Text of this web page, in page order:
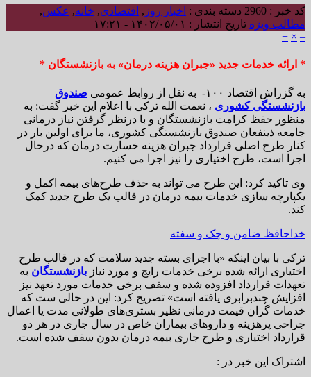
کد خبر : 2960 دسته بندی : اخبار روز , اقتصادی, خانه, عکس,
مطالب ویژه تاریخ انتشار : ۱۴۰۲/۰۵/۰۱ - ۱۷:۲۱
–
×
+
* ارائه خدمات جدید «جبران هزینه درمان» به بازنشستگان *
به گزراش اقتصاد ۱۰۰- به نقل از روابط عمومی
صندوق
بازنشستگی کشوری ، نعمت الله ترکی با اعلام این خبر گفت: به
منظور حفظ کرامت بازنشستگان و با درنظر گرفتن نیاز درمانی
جامعه ذینفعان صندوق بازنشستگی کشوری، ما برای اولین بار در
کنار طرح اصلی قرارداد جبران هزینه خسارت درمان که درحال
اجرا است، طرح اختیاری را نیز اجرا می کنیم.
وی تاکید کرد: این طرح می تواند به حذف طرح‌های بیمه اکمل و
یکپارچه سازی خدمات بیمه درمان در قالب یک طرح جدید کمک
کند.
خداحافظ ضامن و چک و سفته
ترکی با بیان اینکه «با اجرای بسته جدید سلامت که در قالب طرح
اختیاری ارائه شده برخی خدمات رایج و مورد نیاز بازنشستگان به
تعهدات قرارداد افزوده شده و سقف برخی خدمات مورد تعهد نیز
افزایش چندبرابری یافته است» تصریح کرد: این در حالی ست که
خدمات گران قیمت درمانی نظیر بستری‌های طولانی مدت یا اعمال
جراحی پرهزینه و داروهای بیماران خاص در سال جاری در هر دو
قرارداد اختیاری و طرح جاری بیمه درمان بدون سقف شده است.
اشتراک این خبر در :